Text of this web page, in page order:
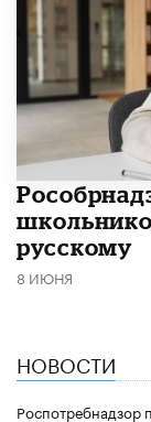
русскому
8 ИЮНЯ
НОВОСТИ
Роспотребнадзор